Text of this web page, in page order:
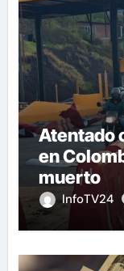
Atentado
en
muerto
InfoTV24